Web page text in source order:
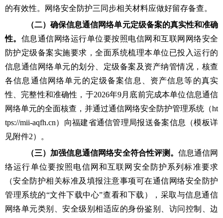
的有效性。网络安全防护三同步相关材料应做好留存备查。
（二）确保信息通信网络单元定级备案的真实性和准确
性。 信息通信网络运行单位要按照电信网和互联网网络安全
防护定级备案实施要求，全面系统梳理本单位已投入运行的
信息通信网络单元的划分、定级备案 及 资产纳管情况，核查
各信息通信网络单元的定级备案信息、资产信息等的真实
性、完整性和准确性，于2026年9月底前完成本单位信息通信
网络单元的全面核查，并通过通信网络安全防护管理系统（ht
tps://mii-aqfh.cn）向福建省通信管理局报送备案信息（模板详
见附件2）。
（三）加强信息通信网络安全符合性评测。 信息通信网
络运行单位要按照电信网和互联网安全防护系列标准要求
（安全防护相关标准及填报注意事项可在通信网络安全防护
管理系统的“文件下载中心”查看和下载），采取与信息通信
网络单元类别、安全级别相适应的身份鉴别、访问控制、边